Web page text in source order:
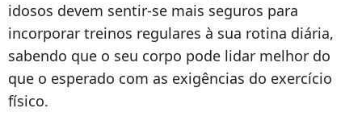
idosos devem sentir-se mais seguros para
incorporar treinos regulares à sua rotina diária,
sabendo que o seu corpo pode lidar melhor do
que o esperado com as exigências do exercício
físico.